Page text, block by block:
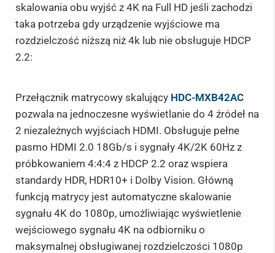
skalowania obu wyjść z 4K na Full HD jeśli zachodzi
taka potrzeba gdy urządzenie wyjściowe ma
rozdzielczość niższą niż 4k lub nie obsługuje HDCP
2.2:
Przełącznik matrycowy skalujący HDC-MXB42AC
pozwala na jednoczesne wyświetlanie do 4 źródeł na
2 niezależnych wyjściach HDMI. Obsługuje pełne
pasmo HDMI 2.0 18Gb/s i sygnały 4K/2K 60Hz z
próbkowaniem 4:4:4 z HDCP 2.2 oraz wspiera
standardy HDR, HDR10+ i Dolby Vision. Główną
funkcją matrycy jest automatyczne skalowanie
sygnału 4K do 1080p, umożliwiając wyświetlenie
wejściowego sygnału 4K na odbiorniku o
maksymalnej obsługiwanej rozdzielczości 1080p